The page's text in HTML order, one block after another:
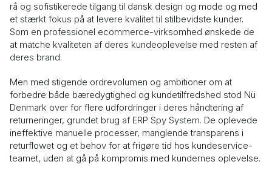
rå og sofistikerede tilgang til dansk design og mode og med
et stærkt fokus på at levere kvalitet til stilbevidste kunder.
Som en professionel ecommerce-virksomhed ønskede de
at matche kvaliteten af deres kundeoplevelse med resten af
deres brand.
Men med stigende ordrevolumen og ambitioner om at
forbedre både bæredygtighed og kundetilfredshed stod Nü
Denmark over for flere udfordringer i deres håndtering af
returneringer, grundet brug af ERP Spy System. De oplevede
ineffektive manuelle processer, manglende transparens i
returflowet og et behov for at frigøre tid hos kundeservice-
teamet, uden at gå på kompromis med kundernes oplevelse.